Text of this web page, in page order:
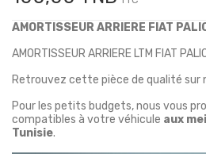
AMORTISSEUR ARRIERE FIAT
AMORTISSEUR ARRIERE LTM FIAT
Retrouvez cette pièce de qualité sur
Pour les petits budgets, nous vous
compatibles à votre véhicule aux
Tunisie.